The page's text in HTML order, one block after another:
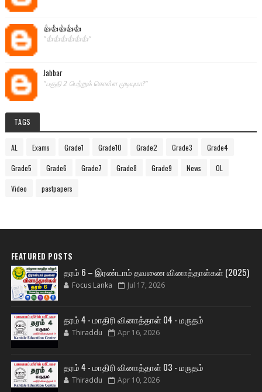
👍👍👍👍👍
"👍👍👍👍👍👍"
Jabbar
"பகுதி 2 பெற்றுக் கொள்ள முடியுமா?"
TAGS
AL Exams Grade1 Grade10 Grade2 Grade3 Grade4
Grade5 Grade6 Grade7 Grade8 Grade9 News OL
Video pastpapers
FEATURED POSTS
தரம் 6 – இரண்டாம் தவணை வினாத்தாள்கள் (2025)
Focus Lanka Jul 17, 2026
தரம் 4 - மாதிரி வினாத்தாள் 04 - மருதம்
Thiraddu Apr 16, 2026
தரம் 4 - மாதிரி வினாத்தாள் 03 - மருதம்
Thiraddu Apr 10, 2026